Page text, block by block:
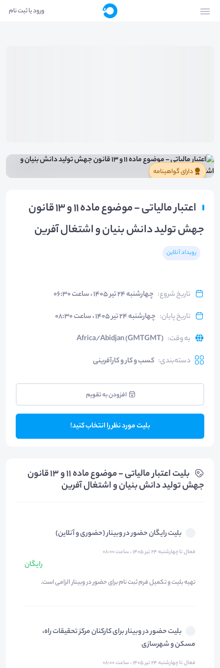
ورود یا ثبت نام
اعتبار مالیاتی - موضوع ماده 11 و 13 قانون
جهش تولید دانش بنیان و اشتغال آفرین
رویداد آنلاین
تاریخ شروع: چهارشنبه ۲۴ تیر ۱۴۰۵ ، ساعت ۰۶:۳۰
تاریخ پایان: چهارشنبه ۲۴ تیر ۱۴۰۵ ، ساعت ۰۸:۳۰
به وقت:
Africa/Abidjan (GMTGMT)
دسته‌بندی: کسب و کار و کارآفرینی
افزودن به تقویم
بلیت مورد نظر را انتخاب کنید!
دارای گواهینامه
بلیت‌ اعتبار مالیاتی - موضوع ماده 11 و 13 قانون
جهش تولید دانش بنیان و اشتغال آفرین
بلیت رایگان حضور در وبینار (حضوری و آنلاین)
فعال تا چهارشنبه ۲۴ تیر ۱۴۰۵ ، ساعت ۰۸:۰۰
رایگان
تهیه بلیت و تکمیل فرم ثبت نام برای حضور در وبینار الزامی است.
بلیت حضور در وبینار برای کارکنان مرکز تحقیقات راه،
مسکن و شهرسازی
فعال تا چهارشنبه ۲۴ تیر ۱۴۰۵ ، ساعت ۰۸:۰۰